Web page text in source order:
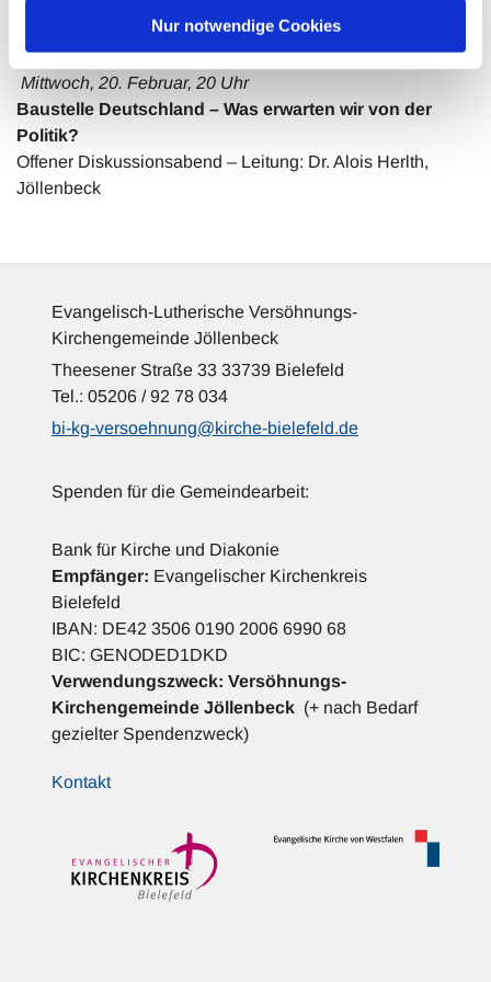
Nur notwendige Cookies
Kriminalwissenschaften der Rechtswissenschaftlichen
Fakultät
Mittwoch, 20. Februar, 20 Uhr
Baustelle Deutschland – Was erwarten wir von der
Politik?
Offener Diskussionsabend – Leitung: Dr. Alois Herlth,
Jöllenbeck
Evangelisch-Lutherische Versöhnungs-
Kirchengemeinde Jöllenbeck
Theesener Straße 33 33739 Bielefeld
Tel.: 05206 / 92 78 034
bi-kg-versoehnung@kirche-bielefeld.de
Spenden für die Gemeindearbeit:
Bank für Kirche und Diakonie
Empfänger: Evangelischer Kirchenkreis
Bielefeld
IBAN: DE42 3506 0190 2006 6990 68
BIC: GENODED1DKD
Verwendungszweck: Versöhnungs-
Kirchengemeinde Jöllenbeck (+ nach Bedarf
gezielter Spendenzweck)
Kontakt